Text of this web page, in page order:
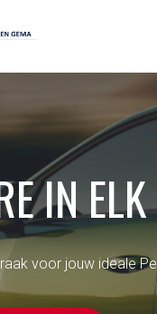
IN
voor jouw ideale